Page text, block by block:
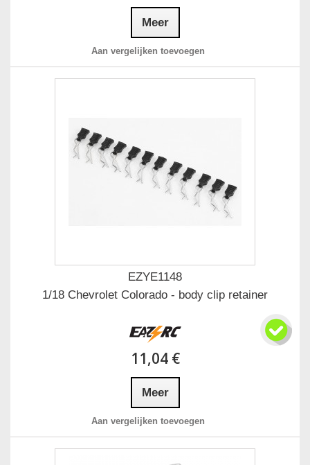
Meer
Aan vergelijken toevoegen
EZYE1148
1/18 Chevrolet Colorado - body clip retainer
11,04 €
Meer
Aan vergelijken toevoegen